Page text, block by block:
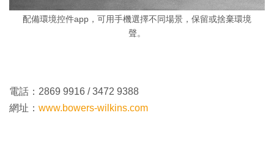
配備環境控件app，可用手機選擇不同場景，保留或捨棄環境
聲。
電話：2869 9916 / 3472 9388
網址： www.bowers-wilkins.com